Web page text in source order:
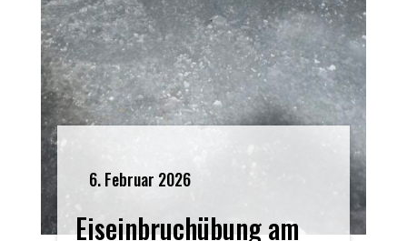
6. Februar 2026
Eiseinbruchübung am